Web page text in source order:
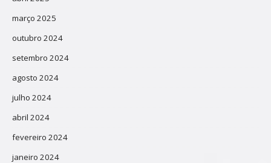
março 2025
outubro 2024
setembro 2024
agosto 2024
julho 2024
abril 2024
fevereiro 2024
janeiro 2024